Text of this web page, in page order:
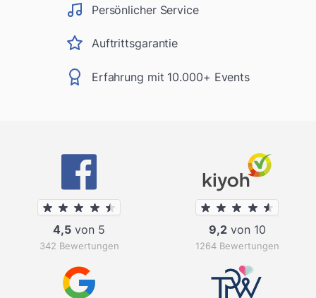
Persönlicher Service
Auftrittsgarantie
Erfahrung mit 10.000+ Events
4,5 von 5
342 Bewertungen
9,2von 10
1264 Bewertungen